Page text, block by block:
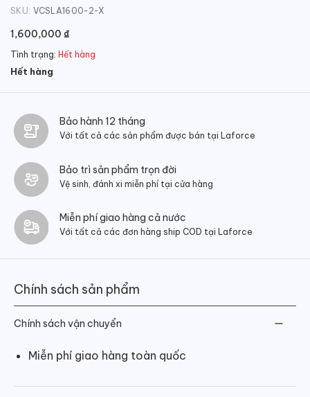
SKU: VCSLA1600-2-X
1,600,000 ₫
Tình trạng: Hết hàng
Hết hàng
Bảo hành 12 tháng
Với tất cả các sản phẩm được bán tại Laforce
Bảo trì sản phẩm trọn đời
Vệ sinh, đánh xi miễn phí tại cửa hàng
Miễn phí giao hàng cả nước
Với tất cả các đơn hàng ship COD tại Laforce
Chính sách sản phẩm
Chính sách vận chuyển
Miễn phí giao hàng toàn quốc